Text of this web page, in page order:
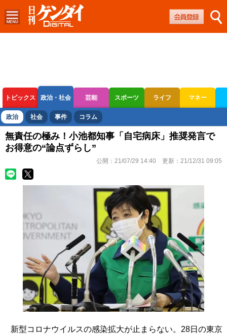
トピックス 政治・社会 芸能 スポーツ ライフ マネー
ボートレース 競輪 オートレース
政治 社会 事件 コラム
無責任の極み！小池都知事「自宅病床」推奨発言で
お得意の“論点ずらし”
公開： 21/07/29 14:40 更新： 21/12/31 09:05
新型コロナウイルスの感染拡大が止まらない。28日の東京